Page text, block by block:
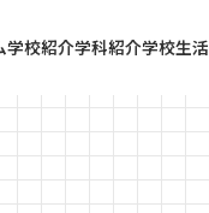
学校紹介学科紹介学校生活